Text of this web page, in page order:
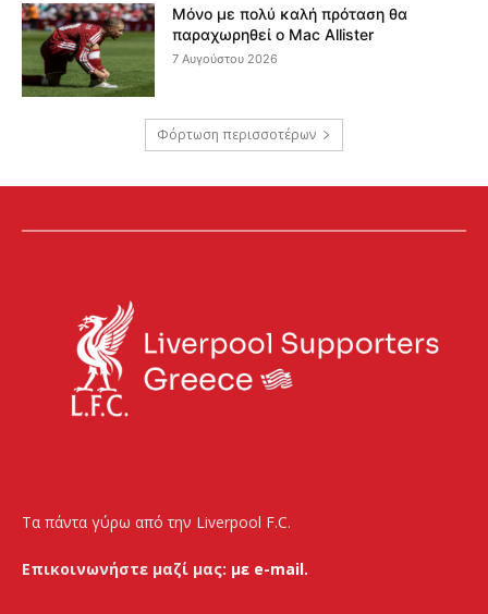
Μόνο με πολύ καλή πρόταση θα
παραχωρηθεί ο Mac Allister
7 Αυγούστου 2026
Φόρτωση περισσοτέρων
Τα πάντα γύρω από την Liverpool F.C.
Επικοινωνήστε μαζί μας: με e-mail.